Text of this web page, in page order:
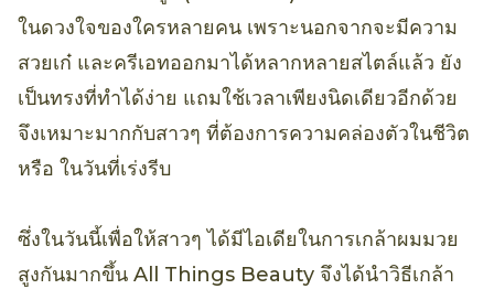
ในดวงใจของใครหลายคน เพราะนอกจากจะมีความ
สวยเก๋ และครีเอทออกมาได้หลากหลายสไตล์แล้ว ยัง
เป็นทรงที่ทำได้ง่าย แถมใช้เวลาเพียงนิดเดียวอีกด้วย
จึงเหมาะมากกับสาวๆ ที่ต้องการความคล่องตัวในชีวิต
หรือ ในวันที่เร่งรีบ
ซึ่งในวันนี้เพื่อให้สาวๆ ได้มีไอเดียในการเกล้าผมมวย
สูงกันมากขึ้น All Things Beauty จึงได้นำวิธีเกล้า